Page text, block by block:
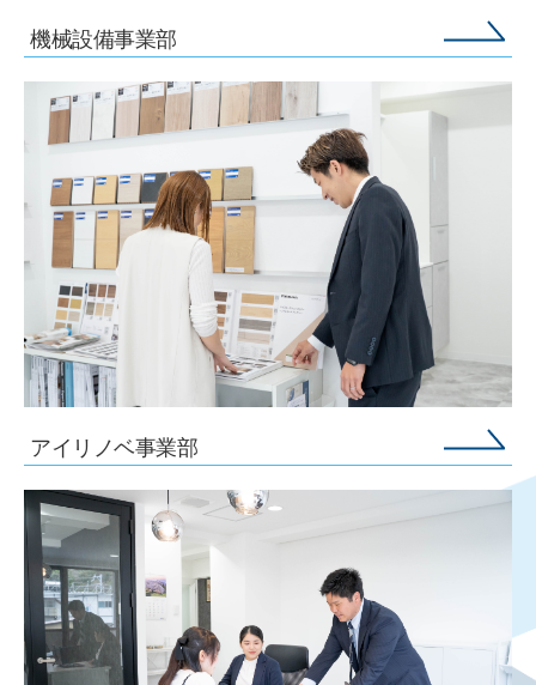
機械設備事業部
アイリノベ事業部